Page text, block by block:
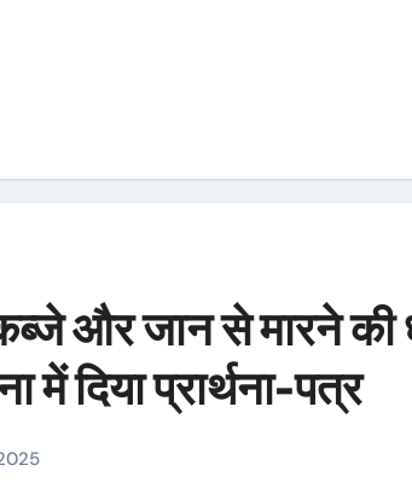
और जान से मारने की
में दिया प्रार्थना-पत्र